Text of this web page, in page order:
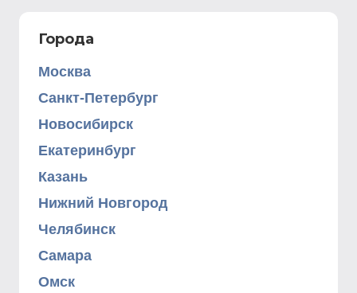
Города
Москва
Санкт-Петербург
Новосибирск
Екатеринбург
Казань
Нижний Новгород
Челябинск
Самара
Омск